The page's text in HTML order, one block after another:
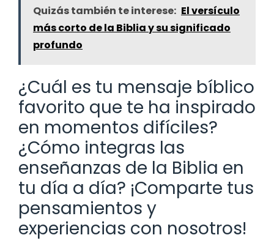
Quizás también te interese: El versículo
más corto de la Biblia y su significado
profundo
¿Cuál es tu mensaje bíblico
favorito que te ha inspirado
en momentos difíciles?
¿Cómo integras las
enseñanzas de la Biblia en
tu día a día? ¡Comparte tus
pensamientos y
experiencias con nosotros!